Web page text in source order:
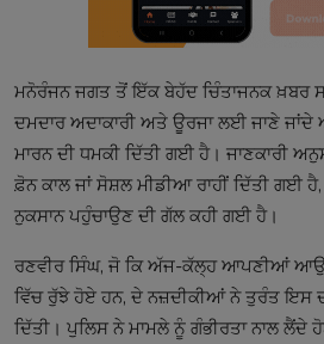
ਮਨੋਰੰਜਨ ਜਗਤ ਤੋਂ ਇੱਕ ਬੇਹੱਦ ਚਿੰਤਾਜਨਕ
ਦਮਦਾਰ ਅਦਾਕਾਰੀ ਅਤੇ ਊਰਜਾ ਲਈ ਜਾਣੇ ਜਾਂਦੇ
ਮਾਰਨ ਦੀ ਧਮਕੀ ਦਿੱਤੀ ਗਈ ਹੈ। ਜਾਣਕਾਰੀ
ਫ਼ੋਨ ਕਾਲ ਜਾਂ ਸੋਸ਼ਲ ਮੀਡੀਆ ਰਾਹੀਂ ਦਿੱਤੀ ਗਈ
ਨੁਕਸਾਨ ਪਹੁੰਚਾਉਣ ਦੀ ਗੱਲ ਕਹੀ ਗਈ ਹੈ।
ਰਣਵੀਰ ਸਿੰਘ, ਜੋ ਕਿ ਅੱਜ-ਕੱਲ੍ਹ ਆਪਣੀਆਂ
ਵਿੱਚ ਰੁੱਝੇ ਹੋਏ ਹਨ, ਦੇ ਨਜ਼ਦੀਕੀਆਂ ਨੇ ਤੁਰੰਤ ਇਸ
ਦਿੱਤੀ। ਪੁਲਿਸ ਨੇ ਮਾਮਲੇ ਨੂੰ ਗੰਭੀਰਤਾ ਨਾਲ